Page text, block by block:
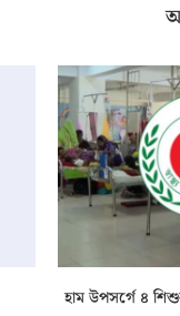
হাম উপসর্গে ৪